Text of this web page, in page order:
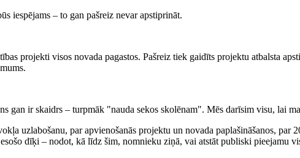
iespējams – to gan pašreiz nevar apstiprināt.
projekti visos novada pagastos. Pašreiz tiek gaidīts projektu atbalsta
ir skaidrs – turpmāk "nauda sekos skolēnam". Mēs darīsim visu, lai
uzlabošanu, par apvienošanās projektu un novada paplašināšanos, par
dīķi – nodot, kā līdz šim, nomnieku ziņā, vai atstāt publiski pieejamu